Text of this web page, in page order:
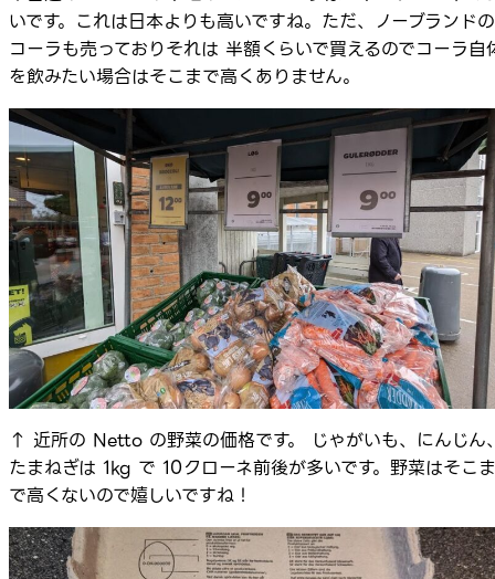
いです。これは日本よりも高いですね。ただ、ノーブランドの
コーラも売っておりそれは 半額くらいで買えるのでコーラ自
を飲みたい場合はそこまで高くありません。
↑ 近所の Netto の野菜の価格です。 じゃがいも、にんじん
たまねぎは 1kg で 10クローネ前後が多いです。野菜はそこま
で高くないので嬉しいですね！